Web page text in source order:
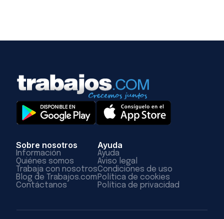
Sobre nosotros
Información
Quiénes somos
Trabaja con nosotros
Blog de Trabajos.com
Contáctanos
Ayuda
Ayuda
Aviso legal
Condiciones de uso
Política de cookies
Política de privacidad